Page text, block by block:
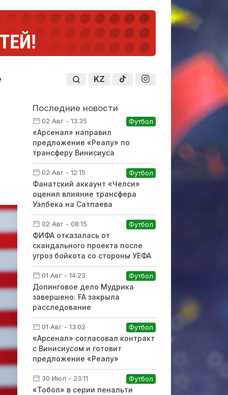
KZ
Последние новости
02 Авг - 13:35 Футбол
«Арсенал» направил
предложение «Реалу» по
трансферу Винисиуса
02 Авг - 12:15 Футбол
Фанатский аккаунт «Челси»
оценил влияние трансфера
Уэлбека на Сатпаева
02 Авг - 08:15 Футбол
ФИФА отказалась от
скандального проекта после
угроз бойкота со стороны УЕФА
01 Авг - 14:23 Футбол
Допинговое дело Мудрика
завершено: FA закрыла
расследование
01 Авг - 13:02 Футбол
«Арсенал» согласовал контракт
с Винисиусом и готовит
предложение «Реалу»
30 Июл - 23:11 Футбол
«Тобол» в серии пенальти